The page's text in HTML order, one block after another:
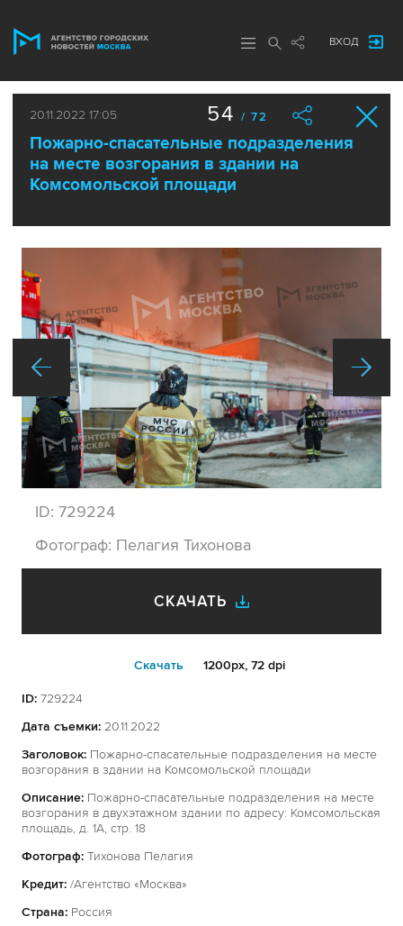
ВХОД
20.11.2022 17:05
Пожарно-спасательные подразделения
на месте возгорания в здании на
Комсомольской площади
54 / 72
ID: 729224
Фотограф: Пелагия Тихонова
СКАЧАТЬ
Cкачать 1200px, 72 dpi
ID: 729224
Дата съемки: 20.11.2022
Заголовок: Пожарно-спасательные подразделения на месте
возгорания в здании на Комсомольской площади
Описание: Пожарно-спасательные подразделения на месте
возгорания в двухэтажном здании по адресу: Комсомольская
площадь, д. 1А, стр. 18
Фотограф: Тихонова Пелагия
Кредит: /Агентство «Москва»
Страна: Россия